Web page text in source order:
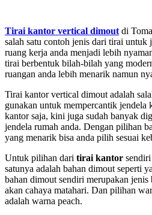
Tirai kantor vertical dimout di
salah satu contoh jenis dari tirai untuk
ruang kerja anda menjadi lebih
tirai berbentuk bilah-bilah yang
ruangan anda lebih menarik namun
Tirai kantor vertical dimout adalah
gunakan untuk mempercantik jendela
kantor saja, kini juga sudah banyak
jendela rumah anda. Dengan pilihan
yang menarik bisa anda pilih sesuai
Untuk pilihan dari tirai kantor
satunya adalah bahan dimout seperti
bahan dimout sendiri merupakan jenis
akan cahaya matahari. Dan pilihan
adalah warna peach.